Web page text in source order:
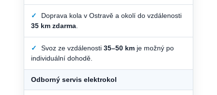
✓
Doprava kola v Ostravě a okolí do vzdálenosti
35 km zdarma
✓ Svoz ze vzdálenosti 35–50 km je možný po
individuální dohodě.
Odborný servis elektrokol